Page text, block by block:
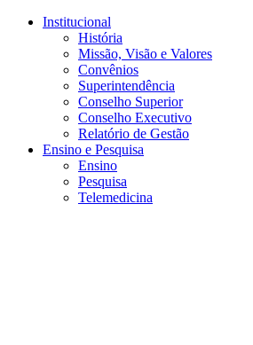
Conteúdo principal
Institucional
História
Missão, Visão e Valores
Convênios
Superintendência
Conselho Superior
Conselho Executivo
Relatório de Gestão
Ensino e Pesquisa
Ensino
Pesquisa
Telemedicina